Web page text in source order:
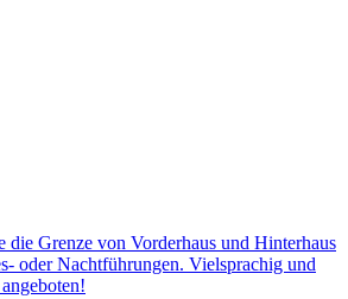
die Grenze von Vorderhaus und Hinterhaus
oder Nachtführungen. Vielsprachig und